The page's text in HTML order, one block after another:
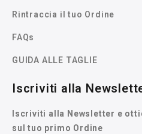
Rintraccia il tuo Ordine
FAQs
GUIDA ALLE TAGLIE
Iscriviti alla
Iscriviti alla Newsletter e
sul tuo primo Ordine